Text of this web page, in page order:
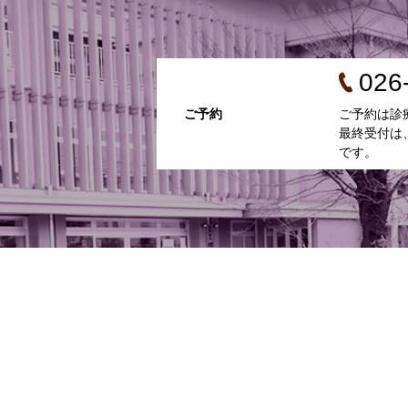
ご予約
ご予約は診
最終受付は
です。